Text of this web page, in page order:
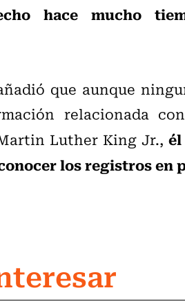
hace mucho
que aunque
relacionada
Luther King Jr.,
los registros en